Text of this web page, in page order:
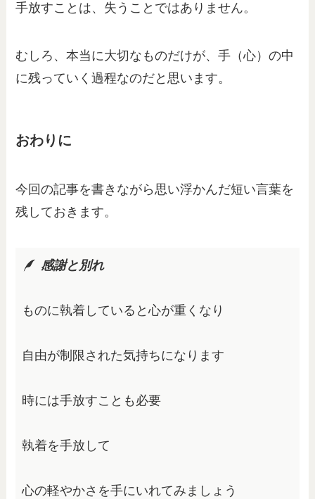
手放すことは、失うことではありません。
むしろ、本当に大切なものだけが、手（心）の中
に残っていく過程なのだと思います。
おわりに
今回の記事を書きながら思い浮かんだ短い言葉を
残しておきます。
感謝と別れ
ものに執着していると心が重くなり
自由が制限された気持ちになります
時には手放すことも必要
執着を手放して
心の軽やかさを手にいれてみましょう